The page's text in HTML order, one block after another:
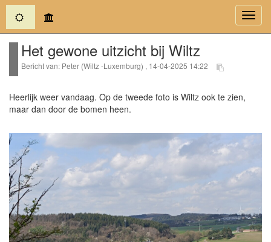
(current)
Het gewone uitzicht bij Wiltz
Bericht van: Peter (Wiltz -Luxemburg) , 14-04-2025 14:22
Heerlijk weer vandaag. Op de tweede foto is Wiltz ook te zien,
maar dan door de bomen heen.